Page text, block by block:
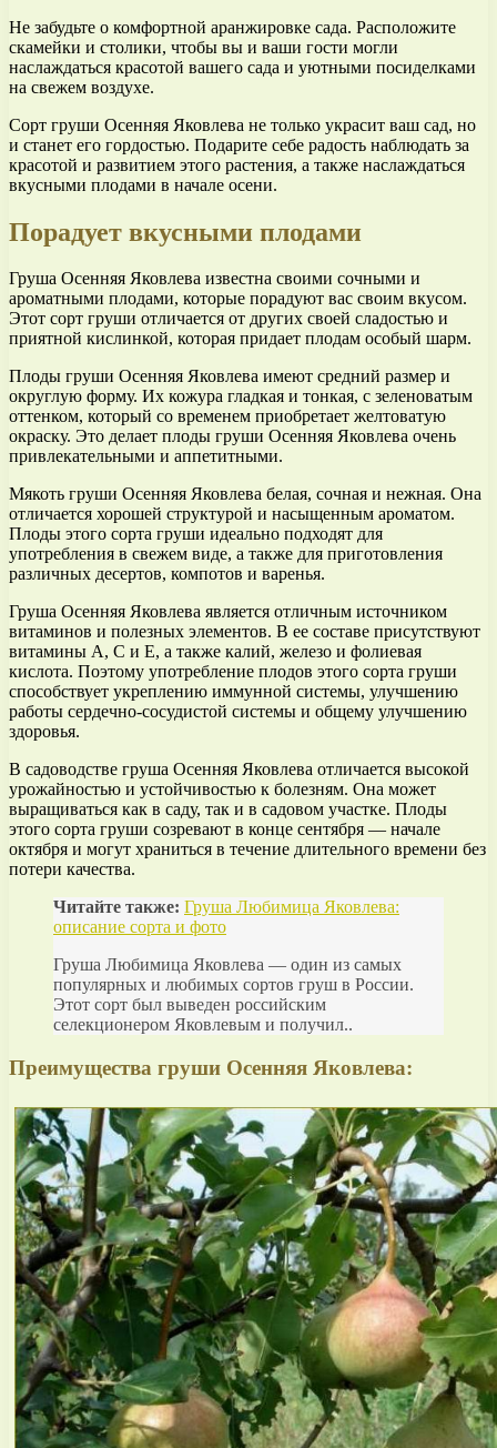
Не забудьте о комфортной аранжировке сада. Расположите
скамейки и столики, чтобы вы и ваши гости могли
наслаждаться красотой вашего сада и уютными посиделками
на свежем воздухе.
Сорт груши Осенняя Яковлева не только украсит ваш сад, но
и станет его гордостью. Подарите себе радость наблюдать за
красотой и развитием этого растения, а также наслаждаться
вкусными плодами в начале осени.
Порадует вкусными плодами
Груша Осенняя Яковлева известна своими сочными и
ароматными плодами, которые порадуют вас своим вкусом.
Этот сорт груши отличается от других своей сладостью и
приятной кислинкой, которая придает плодам особый шарм.
Плоды груши Осенняя Яковлева имеют средний размер и
округлую форму. Их кожура гладкая и тонкая, с зеленоватым
оттенком, который со временем приобретает желтоватую
окраску. Это делает плоды груши Осенняя Яковлева очень
привлекательными и аппетитными.
Мякоть груши Осенняя Яковлева белая, сочная и нежная. Она
отличается хорошей структурой и насыщенным ароматом.
Плоды этого сорта груши идеально подходят для
употребления в свежем виде, а также для приготовления
различных десертов, компотов и варенья.
Груша Осенняя Яковлева является отличным источником
витаминов и полезных элементов. В ее составе присутствуют
витамины А, С и Е, а также калий, железо и фолиевая
кислота. Поэтому употребление плодов этого сорта груши
способствует укреплению иммунной системы, улучшению
работы сердечно-сосудистой системы и общему улучшению
здоровья.
В садоводстве груша Осенняя Яковлева отличается высокой
урожайностью и устойчивостью к болезням. Она может
выращиваться как в саду, так и в садовом участке. Плоды
этого сорта груши созревают в конце сентября — начале
октября и могут храниться в течение длительного времени без
потери качества.
Читайте также: Груша Любимица Яковлева:
описание сорта и фото
Груша Любимица Яковлева — один из самых
популярных и любимых сортов груш в России.
Этот сорт был выведен российским
селекционером Яковлевым и получил..
Преимущества груши Осенняя Яковлева: